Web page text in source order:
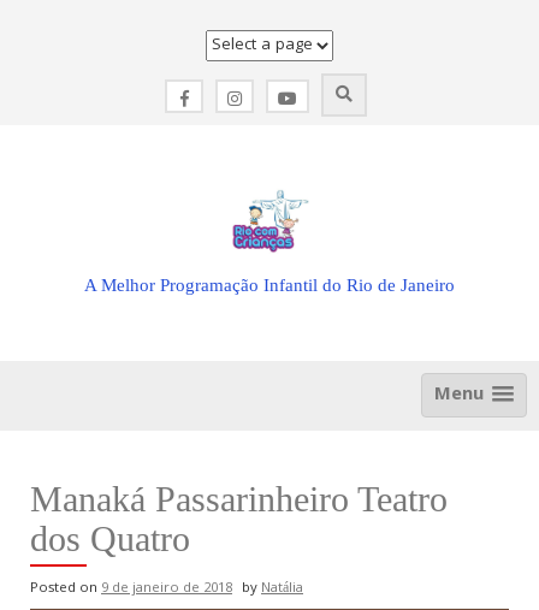
A Melhor Programação Infantil do Rio de Janeiro
Menu
Manaká Passarinheiro Teatro
dos Quatro
Posted on 9 de janeiro de 2018 byNatália